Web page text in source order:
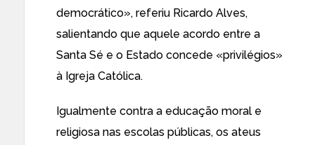
democrático», referiu Ricardo Alves,
salientando que aquele acordo entre a
Santa Sé e o Estado concede «privilégios»
à Igreja Católica.
Igualmente contra a educação moral e
religiosa nas escolas públicas, os ateus